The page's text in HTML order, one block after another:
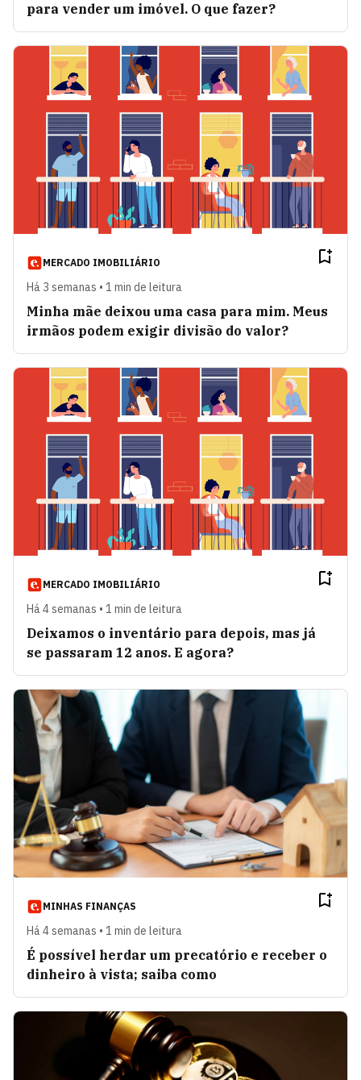
para vender um imóvel. O que fazer?
MERCADO IMOBILIÁRIO
Há 3 semanas • 1 min de leitura
Minha mãe deixou uma casa para mim. Meus
irmãos podem exigir divisão do valor?
MERCADO IMOBILIÁRIO
Há 4 semanas • 1 min de leitura
Deixamos o inventário para depois, mas já
se passaram 12 anos. E agora?
MINHAS FINANÇAS
Há 4 semanas • 1 min de leitura
É possível herdar um precatório e receber o
dinheiro à vista; saiba como